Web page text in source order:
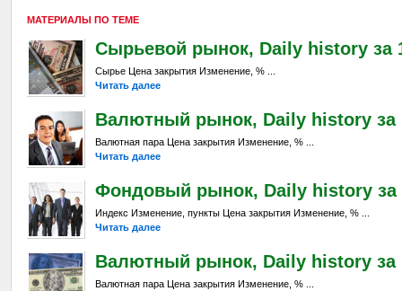
МАТЕРИАЛЫ ПО ТЕМЕ
Сырьевой рынок, Daily history за
Сырье Цена закрытия Изменение, % ...
Читать далее
Валютный рынок, Daily history за
Валютная пара Цена закрытия Изменение, % ...
Читать далее
Фондовый рынок, Daily history за
Индекс Изменение, пункты Цена закрытия Изменение, % ...
Читать далее
Валютный рынок, Daily history за
Валютная пара Цена закрытия Изменение, % ...